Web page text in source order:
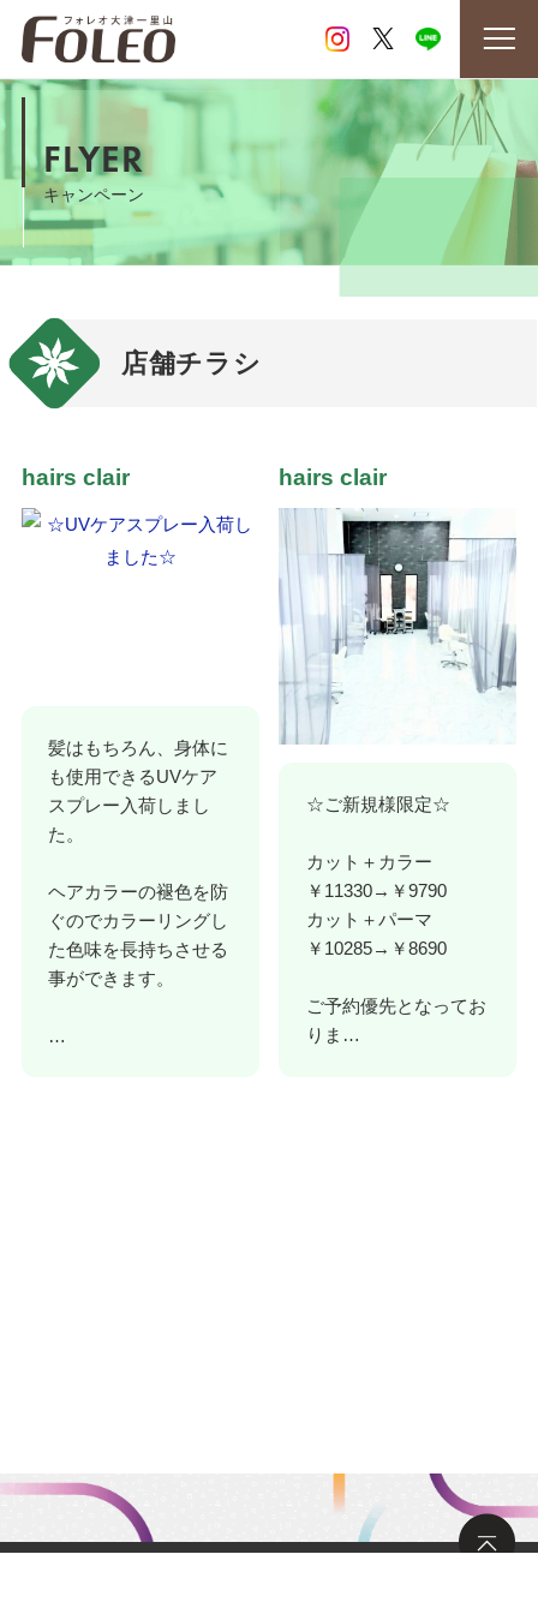
FLYER
キャンペーン
店舗チラシ
hairs clair
髪はもちろん、身体に
も使用できるUVケア
スプレー入荷しまし
た。
ヘアカラーの褪色を防
ぐのでカラーリングし
た色味を長持ちさせる
事ができます。
…
hairs clair
☆ご新規様限定☆
カット＋カラー
￥11330→￥9790
カット＋パーマ
￥10285→￥8690
ご予約優先となってお
りま…